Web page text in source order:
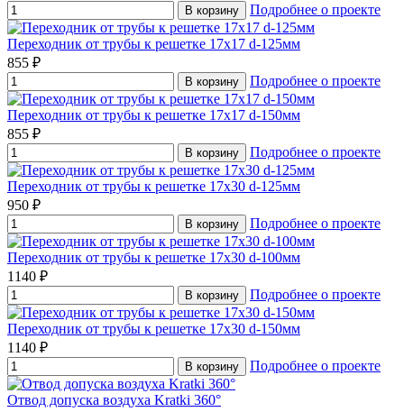
В корзину Подробнее о проекте
Переходник от трубы к решетке 17х17 d-125мм
855 ₽
В корзину Подробнее о проекте
Переходник от трубы к решетке 17х17 d-150мм
855 ₽
В корзину Подробнее о проекте
Переходник от трубы к решетке 17х30 d-125мм
950 ₽
В корзину Подробнее о проекте
Переходник от трубы к решетке 17х30 d-100мм
1140 ₽
В корзину Подробнее о проекте
Переходник от трубы к решетке 17х30 d-150мм
1140 ₽
В корзину Подробнее о проекте
Отвод допуска воздуха Kratki 360°